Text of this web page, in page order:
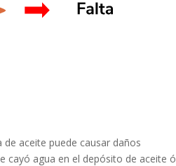
de aceite puede causar daños
cayó agua en el depósito de aceite ó